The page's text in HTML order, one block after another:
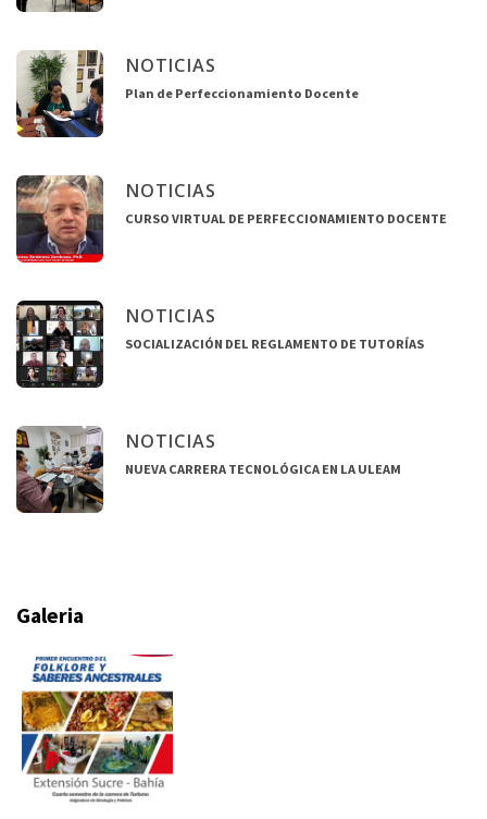
NOTICIAS
Plan de Perfeccionamiento Docente
NOTICIAS
CURSO VIRTUAL DE PERFECCIONAMIENTO DOCENTE
NOTICIAS
SOCIALIZACIÓN DEL REGLAMENTO DE TUTORÍAS
NOTICIAS
NUEVA CARRERA TECNOLÓGICA EN LA ULEAM
Galeria